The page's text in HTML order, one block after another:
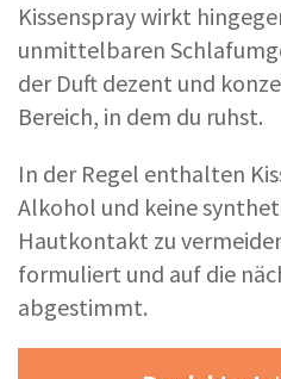
Kissenspray wirkt
unmittelbaren
der Duft dezent und
Bereich, in dem du ruhst.
In der Regel enthalten
Alkohol und keine
Hautkontakt zu
formuliert und auf die
abgestimmt.